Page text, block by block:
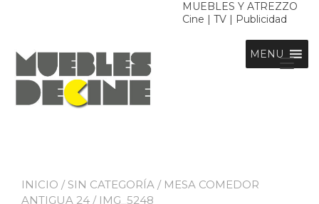
MUEBLES Y ATREZZO
Cine | TV | Publicidad
MENU
INICIO / SIN CATEGORÍA / MESA COMEDOR
ANTIGUA 24 / IMG_5248